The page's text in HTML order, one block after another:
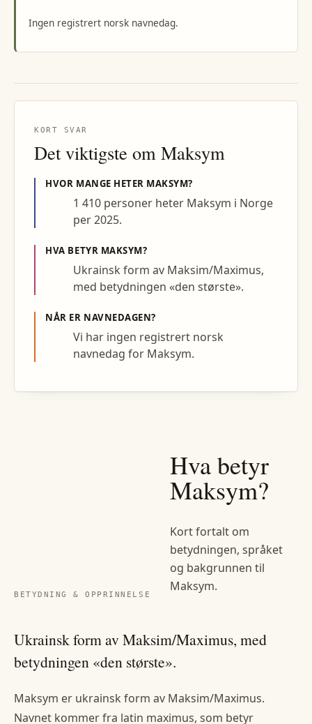
Ingen registrert norsk navnedag.
KORT SVAR
Det viktigste om Maksym
HVOR MANGE HETER MAKSYM?
1 410 personer heter Maksym i Norge
per 2025.
HVA BETYR MAKSYM?
Ukrainsk form av Maksim/Maximus,
med betydningen «den største».
NÅR ER NAVNEDAGEN?
Vi har ingen registrert norsk
navnedag for Maksym.
BETYDNING & OPPRINNELSE
Hva betyr
Maksym?
Kort fortalt om
betydningen, språket
og bakgrunnen til
Maksym.
Ukrainsk form av Maksim/Maximus, med
betydningen «den største».
Maksym er ukrainsk form av Maksim/Maximus.
Navnet kommer fra latin maximus, som betyr